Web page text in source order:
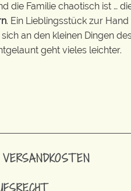
die Familie chaotisch ist …
. Ein Lieblingsstück zur
an den kleinen Dingen
geht vieles leichter.